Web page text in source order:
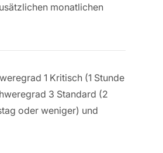
monatlichen
1 Kritisch (1 Stunde
3 Standard (2
oder weniger) und